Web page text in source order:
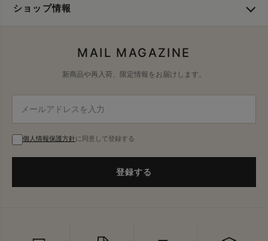
ショップ情報
MAIL MAGAZINE
新商品や再入荷、限定情報をお届けします。
個人情報保護方針に同意して登録する
登録する